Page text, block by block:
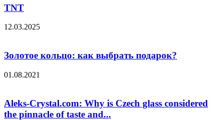
TNT
12.03.2025
Золотое кольцо: как выбрать подарок?
01.08.2021
Aleks-Crystal.com: Why is Czech glass considered
the pinnacle of taste and...